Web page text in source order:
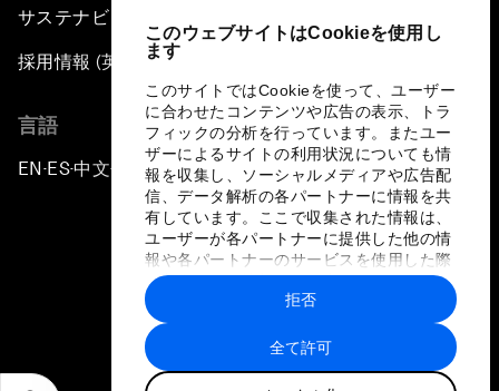
このウェブサイトはCookieを使用し
ます
このサイトではCookieを使って、ユーザー
に合わせたコンテンツや広告の表示、トラ
フィックの分析を行っています。またユー
ザーによるサイトの利用状況についても情
報を収集し、ソーシャルメディアや広告配
信、データ解析の各パートナーに情報を共
有しています。ここで収集された情報は、
ユーザーが各パートナーに提供した他の情
報や各パートナーのサービスを使用した際
に収集された情報と組み合わされ、各パー
トナーによって使用されることがありま
す。
全て許可
拒否
サステナビリティへの取り組み
採用情報 (英語のみ)
言語
EN ▪ ES▪中文▪ 日本語
プライバシーポリシーと利用規約
サイトマップ